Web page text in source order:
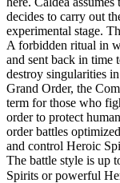
decides to carry out
experimental stage.
A forbidden ritual in
and sent back in time
destroy singularities
Grand Order, the
term for those who
order to protect
order battles
and control Heroic
The battle style is up
Spirits or powerful